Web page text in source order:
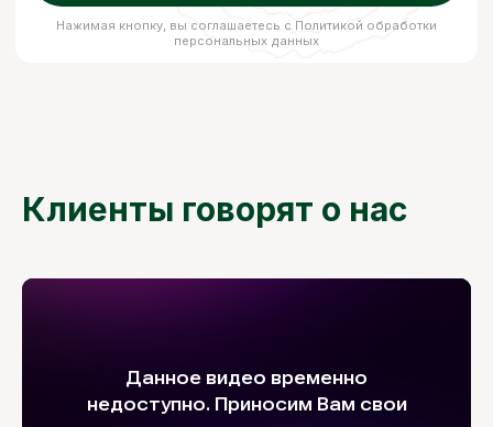
Клиенты говорят о нас